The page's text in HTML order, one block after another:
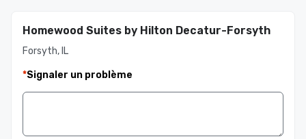
Homewood Suites by Hilton Decatur-Forsyth
Forsyth, IL
*Signaler un problème